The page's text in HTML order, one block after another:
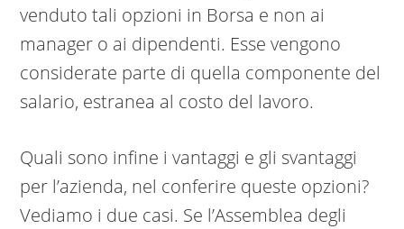
venduto tali opzioni in Borsa e non ai
manager o ai dipendenti. Esse vengono
considerate parte di quella componente del
salario, estranea al costo del lavoro.
Quali sono infine i vantaggi e gli svantaggi
per l’azienda, nel conferire queste opzioni?
Vediamo i due casi. Se l’Assemblea degli